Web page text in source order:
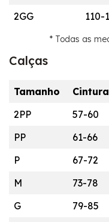
2GG
110-
* Todas as
Calças
Tamanho Cintura
2PP
57-60
PP
61-66
P
67-72
M
73-78
G
79-85